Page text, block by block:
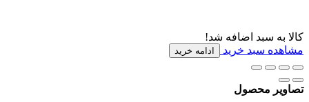
کالا به سبد اضافه شد!
مشاهده سبد خرید
ادامه خرید
تصاویر محصول